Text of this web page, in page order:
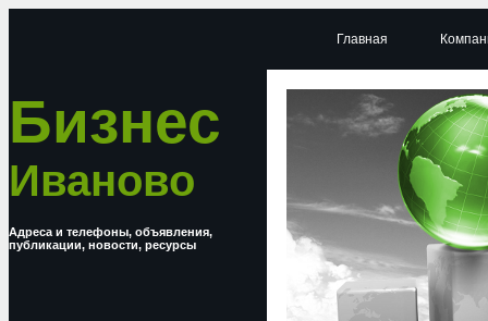
Бизнес
Иваново
Адреса и телефоны, объявления,
публикации, новости, ресурсы
Главная